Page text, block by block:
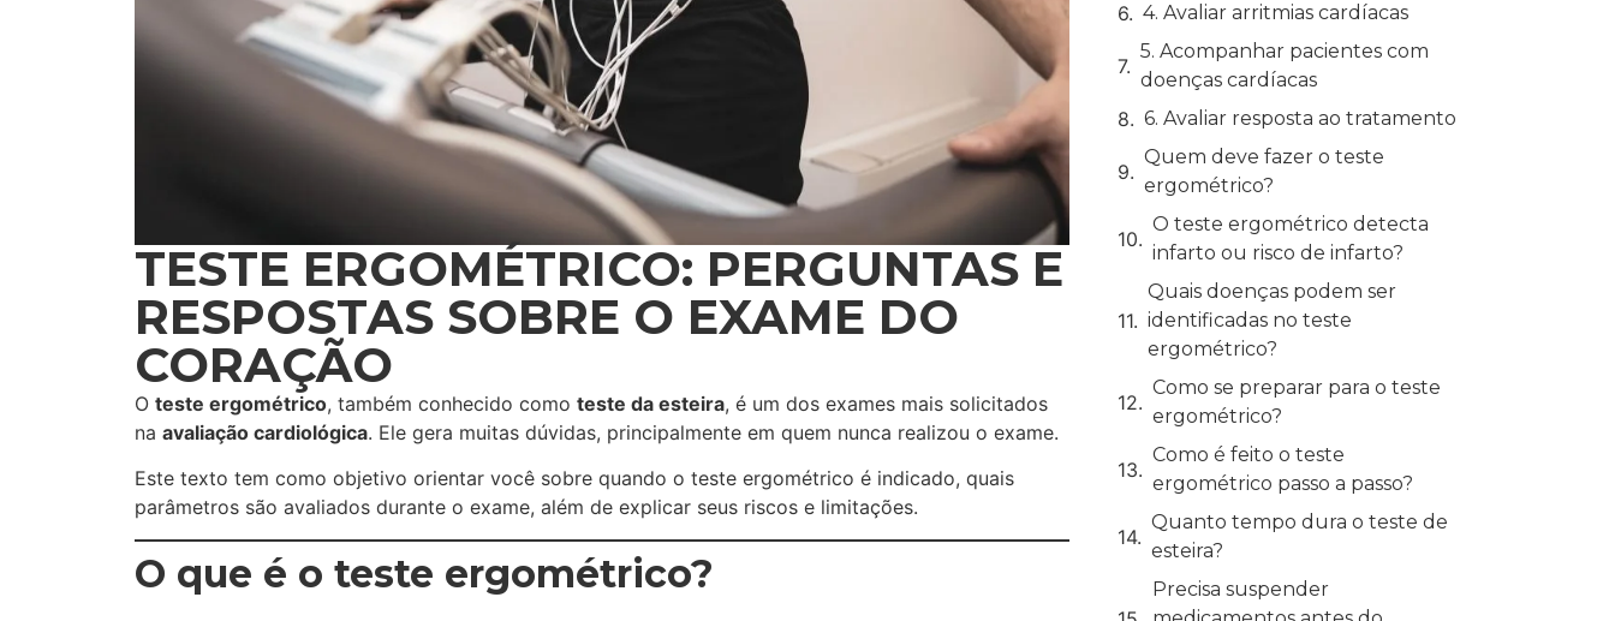
TESTE ERGOMÉTRICO: PERGUNTAS E
RESPOSTAS SOBRE O EXAME DO
CORAÇÃO
O teste ergométrico, também conhecido como teste da esteira, é um dos exames mais solicitados
na avaliação cardiológica. Ele gera muitas dúvidas, principalmente em quem nunca realizou o exame.
Este texto tem como objetivo orientar você sobre quando o teste ergométrico é indicado, quais
parâmetros são avaliados durante o exame, além de explicar seus riscos e limitações.
O que é o teste ergométrico?
4. Avaliar arritmias cardíacas
5. Acompanhar pacientes com
doenças cardíacas
6. Avaliar resposta ao tratamento
Quem deve fazer o teste
ergométrico?
O teste ergométrico detecta
infarto ou risco de infarto?
Quais doenças podem ser
identificadas no teste
ergométrico?
Como se preparar para o teste
ergométrico?
Como é feito o teste
ergométrico passo a passo?
Quanto tempo dura o teste de
esteira?
Precisa suspender